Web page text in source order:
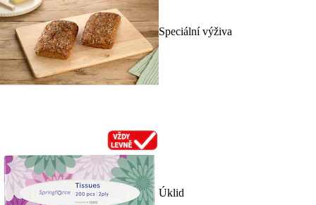
Speciální výživa
Úklid